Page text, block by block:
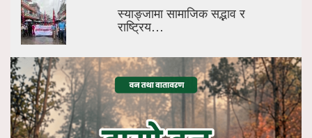
स्याङ्जामा सामाजिक सद्भाव र
राष्ट्रिय…